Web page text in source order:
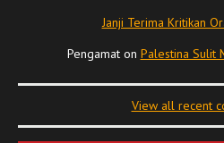
Janji Terima Kritikan
Pengamaton Palestina Sulit
View all recent